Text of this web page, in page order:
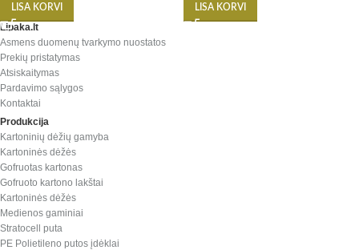
LISA KORVI LISA KORVI
Lipaka.lt
Asmens duomenų tvarkymo nuostatos
Prekių pristatymas
Atsiskaitymas
Pardavimo sąlygos
Kontaktai
Produkcija
Kartoninių dėžių gamyba
Kartoninės dėžės
Gofruotas kartonas
Gofruoto kartono lakštai
Kartoninės dėžės
Medienos gaminiai
Stratocell puta
PE Polietileno putos įdėklai